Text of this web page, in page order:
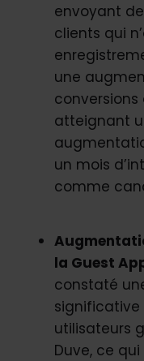
envoyant
clients qui
une
atteignant
un mois
comme
la Guest
constaté
significative
utilisateurs
Duve, ce